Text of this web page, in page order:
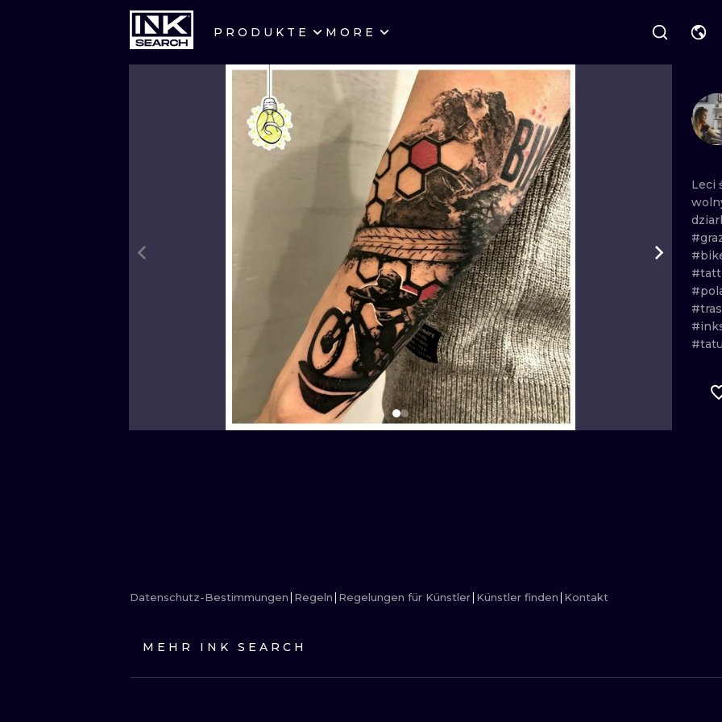
PRODUKTE MORE
STÄDTE WARSCHAU
KRAKAU BRESLAU
BERLIN LONDON
EDINBURGH
AMSTERDAM
WIEN
BUDAPEST
STYLES
UNTERTITEL
NEW SCHOOL
SURREAL BLACKWORK
BIOMECHANICAL TRADITIONAL
TRIBAL IGNORANT
JAPANISCH
CARTOONS DOTWORK
ILLUSTRATIV
MINIMALISM
UV
Leci
Datenschutz-Bestimmungen Regeln Regelungen für Künstler Künstler finden Kontakt
MEHR INK SEARCH